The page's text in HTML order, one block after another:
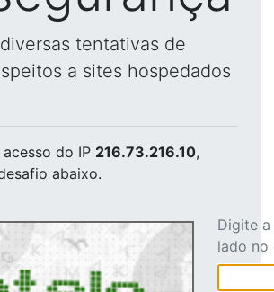
tentativas de
a sites hospedados
do IP 216.73.216.10,
abaixo.
Digite
lado no